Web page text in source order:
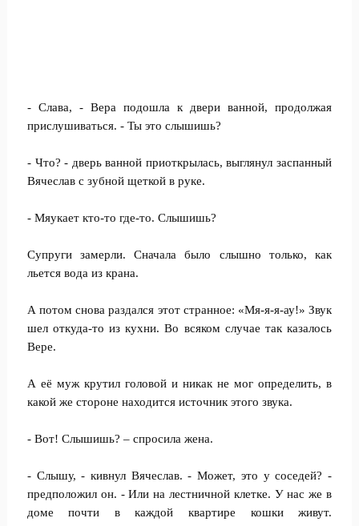
- Слава, - Вера подошла к двери ванной, продолжая
прислушиваться. - Ты это слышишь?
- Что? - дверь ванной приоткрылась, выглянул заспанный
Вячеслав с зубной щеткой в руке.
- Мяукает кто-то где-то. Слышишь?
Супруги замерли. Сначала было слышно только, как
льется вода из крана.
А потом снова раздался этот странное: «Мя-я-я-ау!» Звук
шел откуда-то из кухни. Во всяком случае так казалось
Вере.
А её муж крутил головой и никак не мог определить, в
какой же стороне находится источник этого звука.
- Вот! Слышишь? – спросила жена.
- Слышу, - кивнул Вячеслав. - Может, это у соседей? -
предположил он. - Или на лестничной клетке. У нас же в
доме почти в каждой квартире кошки живут.